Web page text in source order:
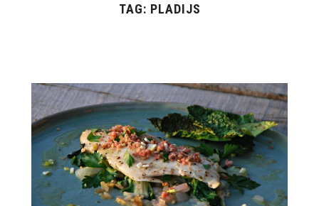
TAG: PLADIJS